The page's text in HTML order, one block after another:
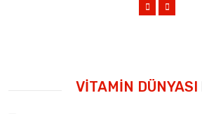
VİTAMİN DÜNYASI